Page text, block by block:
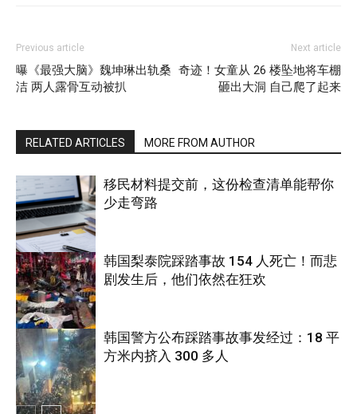
Previous article
曝《最强大脑》魏坤琳出轨桑
洁 两人露骨互动被扒
Next article
奇迹！女童从 26 楼坠地将车棚
砸出大洞 自己爬了起来
RELATED ARTICLES MORE FROM AUTHOR
国际
移民材料提交前，这份检查清单能帮你
少走弯路
国际
韩国梨泰院踩踏事故 154 人死亡！而悲
剧发生后，他们依然在狂欢
韩国警方公布踩踏事故事发经过：18 平
方米内挤入 300 多人